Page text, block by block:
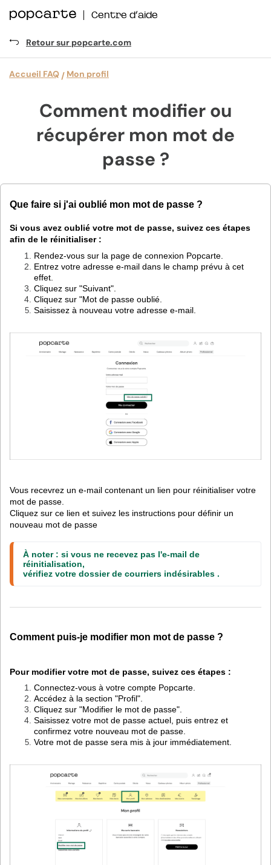
Centre d’aide
Retour sur popcarte.com
Accueil FAQ Mon profil
Comment modifier ou
récupérer mon mot de
passe ?
Que faire si j'ai oublié mon mot de passe ?
Si vous avez oublié votre mot de passe, suivez ces étapes
afin de le réinitialiser :
Rendez-vous sur la page de connexion Popcarte.
Entrez votre adresse e-mail dans le champ prévu à cet
effet.
Cliquez sur "Suivant".
Cliquez sur "Mot de passe oublié.
Saisissez à nouveau votre adresse e-mail.
Vous recevrez un e-mail contenant un lien pour réinitialiser votre
mot de passe.
Cliquez sur ce lien et suivez les instructions pour définir un
nouveau mot de passe
À noter : si vous ne recevez pas l'e-mail de
réinitialisation,
vérifiez votre dossier de courriers indésirables .
Comment puis-je modifier mon mot de passe ?
Pour modifier votre mot de passe, suivez ces étapes :
Connectez-vous à votre compte Popcarte.
Accédez à la section "Profil".
Cliquez sur "Modifier le mot de passe".
Saisissez votre mot de passe actuel, puis entrez et
confirmez votre nouveau mot de passe.
Votre mot de passe sera mis à jour immédiatement.